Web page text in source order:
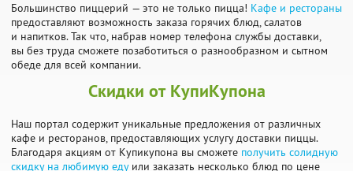
Большинство пиццерий — это не только пицца! Кафе и рестораны
предоставляют возможность заказа горячих блюд, салатов
и напитков. Так что, набрав номер телефона службы доставки,
вы без труда сможете позаботиться о разнообразном и сытном
обеде для всей компании.
Скидки от КупиКупона
Наш портал содержит уникальные предложения от различных
кафе и ресторанов, предоставляющих услугу доставки пиццы.
Благодаря акциям от Купикупона вы сможете получить солидную
скидку на любимую едуили заказать несколько блюд по цене